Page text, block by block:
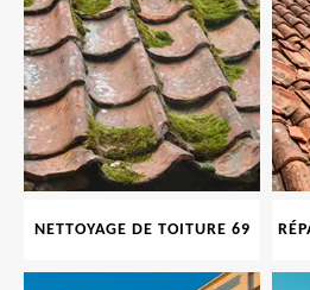
NETTOYAGE DE TOITURE 69